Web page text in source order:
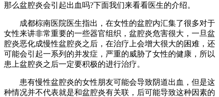
那么盆腔炎会引起出血吗?下面我们来看看医生的介绍。
成都棕南医院医生指出，在女性的盆腔内汇集了很多对于
女性来讲非常重要的一些器官组织，盆腔炎危害很大，一旦盆
腔炎恶化成慢性盆腔炎之后，在治疗上会增大很大的困难，还
可能会引起一系列的并发症，严重的威胁了女性的健康，所以
患上盆腔炎之后一定要积极的进行治疗。
患有慢性盆腔炎的女性朋友可能会导致阴道出血，但是这
种情况并不代表就是和盆腔炎有关联，后可能导致这种因素的